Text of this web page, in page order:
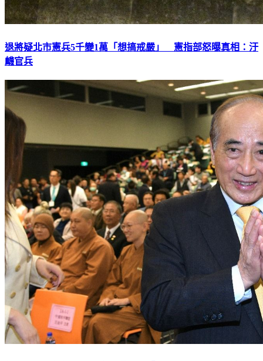
退將疑北市憲兵5千變1萬「想搞戒嚴」 憲指部怒曝真相：汙
衊官兵